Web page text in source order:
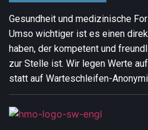
Gesundheit und medizinische
Umso wichtiger ist es einen
haben, der kompetent und
zur Stelle ist. Wir legen Werte
statt auf Warteschleifen-